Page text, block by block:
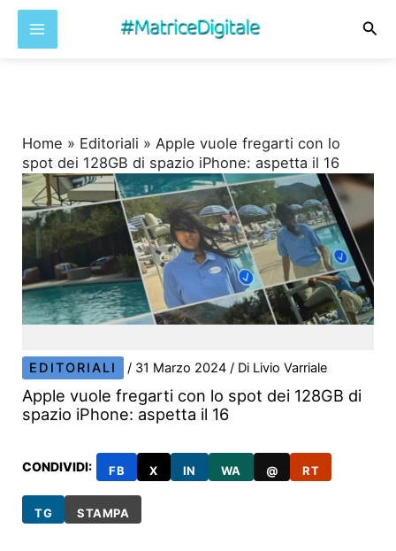
Home » Editoriali »Apple vuole fregarti con lo
spot dei 128GB di spazio iPhone: aspetta il 16
EDITORIALI / 31 Marzo 2024/ Di Livio Varriale
Apple vuole fregarti con lo spot dei 128GB di
spazio iPhone: aspetta il 16
CONDIVIDI: FB X IN WA @ RT
TG STAMPA